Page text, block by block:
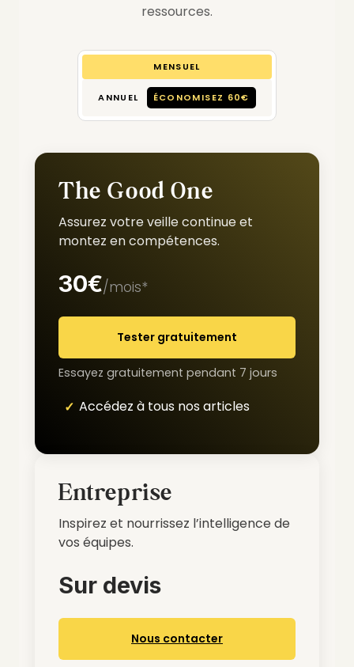
ressources.
MENSUEL
ANNUEL ÉCONOMISEZ 60€
The Good One
Assurez votre veille continue et
montez en compétences.
30€/mois*
Tester gratuitement
Essayez gratuitement pendant 7 jours
Accédez à tous nos articles
Entreprise
Inspirez et nourrissez l’intelligence de
vos équipes.
Sur devis
Nous contacter